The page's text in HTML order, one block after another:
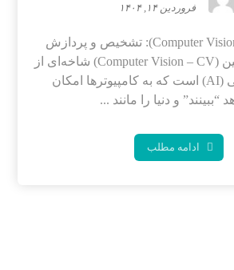
فروردین ۱۴, ۱۴۰۴
بینایی ماشین (Computer Vision): تشخیص و پردازش
تصویر بینایی ماشین (Computer Vision – CV) شاخه‌ای از
هوش مصنوعی (AI) است که به کامپیوترها امکان
“ببینند” و دنیا را مانند ...
ادامه مطلب